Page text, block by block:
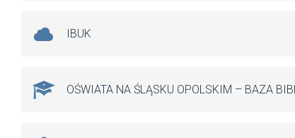
IBUK
OŚWIATA NA ŚLĄSKU OPOLSKIM – BAZA